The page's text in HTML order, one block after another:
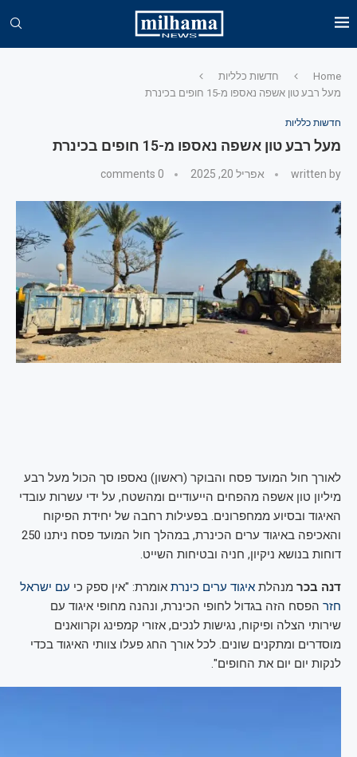
Home
חדשות כלליות
מעל רבע טון אשפה נאספו מ-15 חופים בכינרת
חדשות כלליות
מעל רבע טון אשפה נאספו מ-15 חופים בכינרת
written by אפריל 20, 2025 0 comments
לאורך חול המועד פסח והבוקר (ראשון) נאספו סך הכול מעל רבע
מיליון טון אשפה מהפחים הייעודיים ומהשטח, על ידי עשרות עובדי
האיגוד ובסיוע ממחפרונים. בפעילות רחבה של יחידת הפיקוח
והאכיפה באיגוד ערים הכינרת, במהלך חול המועד פסח ניתנו 250
דוחות בנושא ניקיון, חניה ובטיחות השייט.
דנה בכר מנהלת איגוד ערים כינרת אומרת: "אין ספק כי עם ישראל
חזר הפסח הזה בגדול לחופי הכינרת, ונהנה מחופי איגוד עם
שירותי הצלה ופיקוח, נגישות לנכים, אזורי קמפינג וקרוואנים
מוסדרים ומתקנים שונים. לכל אורך החג פעלו צוותי האיגוד בכדי
לנקות יום יום את החופים".